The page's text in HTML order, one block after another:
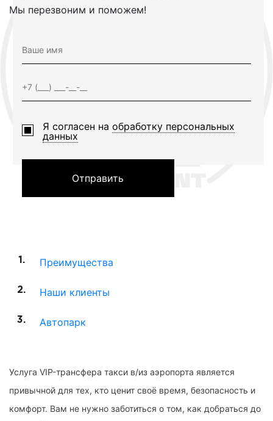
Мы перезвоним и поможем!
Я согласен на обработку персональных
данных
Отправить
Преимущества
Наши клиенты
Автопарк
Услуга VIP-трансфера такси в/из аэропорта является
привычной для тех, кто ценит своё время, безопасность и
комфорт. Вам не нужно заботиться о том, как добраться до